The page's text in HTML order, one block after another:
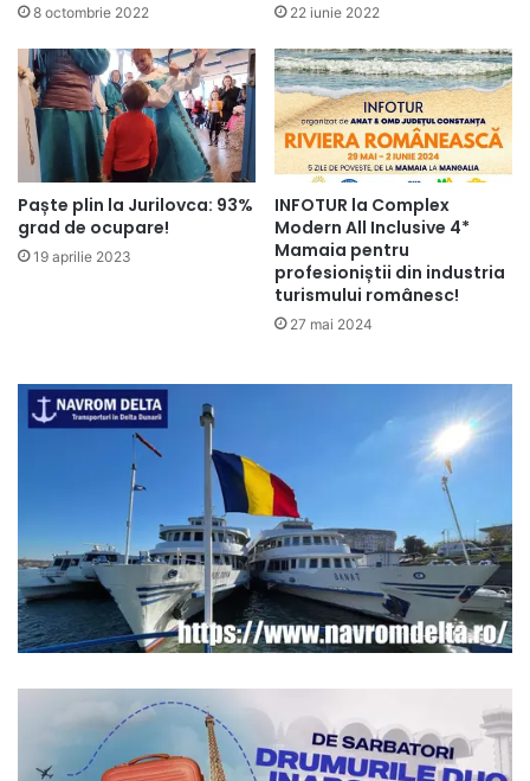
8 octombrie 2022 22 iunie 2022
Paște plin la Jurilovca: 93%
grad de ocupare!
19 aprilie 2023
INFOTUR la Complex
Modern All Inclusive 4*
Mamaia pentru
profesioniștii din industria
turismului românesc!
27 mai 2024